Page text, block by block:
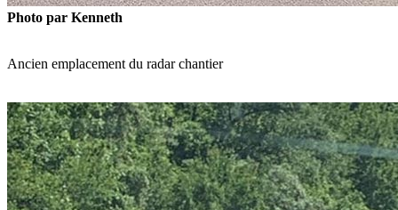
Photo par Kenneth
Ancien emplacement du radar chantier